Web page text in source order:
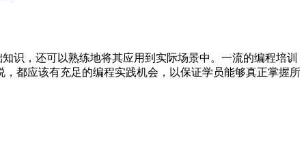
识，还可以熟练地将其应用到实际场景中。一流的编程培训
都应该有充足的编程实践机会，以保证学员能够真正掌握所